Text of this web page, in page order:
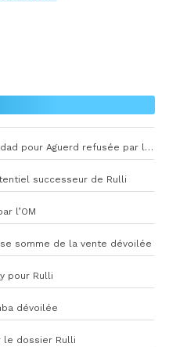
La première offre de la Real Sociedad pour Aguerd refusée par l’OM
successeur de Rulli
l’OM
somme de la vente dévoilée
pour Rulli
dévoilée
le dossier Rulli